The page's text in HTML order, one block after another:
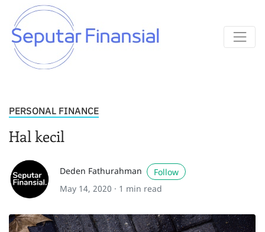
PERSONAL FINANCE
Hal kecil
Deden Fathurahman
Follow
May 14, 2020 · 1 min read